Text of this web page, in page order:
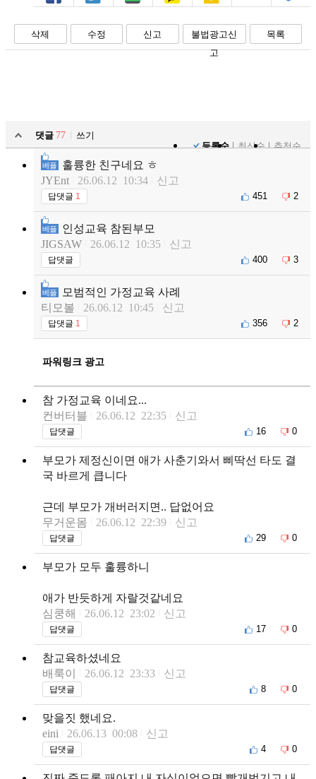
페북 트윗 밴드 카톡 카스 복사 스크랩
삭제 수정 신고
불법광고신
고
목록
댓글 77
쓰기
등록순
최신순 추천순
베플
훌륭한 친구네요 ㅎ
JYEnt
26.06.12 10:34 신고
답댓글 1 451 2
베플
인성교육 참된부모
JIGSAW
26.06.12 10:35 신고
답댓글 400 3
베플
모범적인 가정교육 사례
티모볼
26.06.12 10:45 신고
답댓글 1 356 2
파워링크 광고
참 가정교육 이네요...
컨버터블
26.06.12 22:35 신고
답댓글 16 0
부모가 제정신이면 애가 사춘기와서 삐딱선 타도 결
국 바르게 큽니다
근데 부모가 개버러지면.. 답없어요
무거운몸
26.06.12 22:39 신고
답댓글 29 0
부모가 모두 훌륭하니
애가 반듯하게 자랄것같네요
심쿵해
26.06.12 23:02 신고
답댓글 17 0
참교육하셨네요
배룩이
26.06.12 23:33 신고
답댓글 8 0
맞을짓 했네요.
eini
26.06.13 00:08 신고
답댓글 4 0